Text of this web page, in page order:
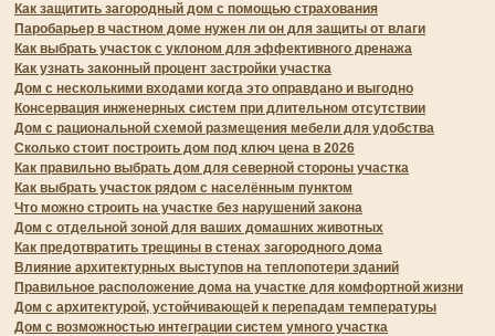
Как защитить загородный дом с помощью страхования
Паробарьер в частном доме нужен ли он для защиты от влаги
Как выбрать участок с уклоном для эффективного дренажа
Как узнать законный процент застройки участка
Дом с несколькими входами когда это оправдано и выгодно
Консервация инженерных систем при длительном отсутствии
Дом с рациональной схемой размещения мебели для удобства
Сколько стоит построить дом под ключ цена в 2026
Как правильно выбрать дом для северной стороны участка
Как выбрать участок рядом с населённым пунктом
Что можно строить на участке без нарушений закона
Дом с отдельной зоной для ваших домашних животных
Как предотвратить трещины в стенах загородного дома
Влияние архитектурных выступов на теплопотери зданий
Правильное расположение дома на участке для комфортной жизни
Дом с архитектурой, устойчивающей к перепадам температуры
Дом с возможностью интеграции систем умного участка